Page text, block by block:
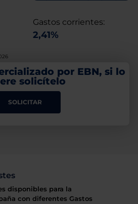
Gastos corrientes:
2,41%
por EBN, si lo
solicítelo
SOLICITAR
disponibles para la
con diferentes Gastos